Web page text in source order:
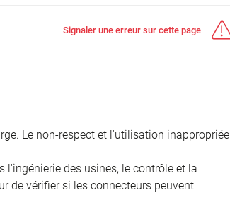
Signaler une erreur sur cette page
Le non-respect et l'utilisation inappropriée
l'ingénierie des usines, le contrôle et la
de vérifier si les connecteurs peuvent